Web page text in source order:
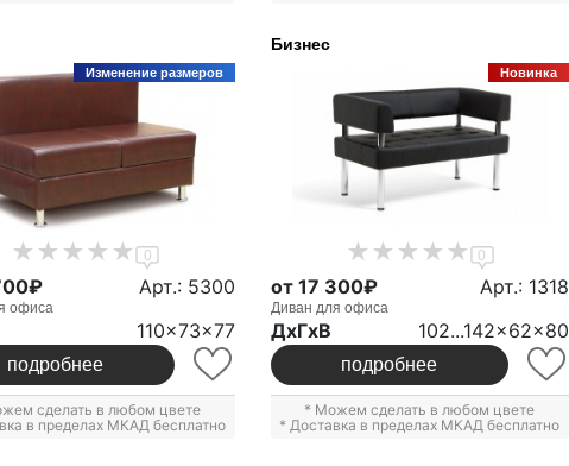
Изменение размеров
0
Арт.: 5300
офиса
110x73x77
подробнее
сделать в любом цвете
в пределах МКАД бесплатно
Бизнес
Новинка
0
от 17 300₽ Арт.: 1318
Диван для офиса
ДxГxВ 102...142x62x80
подробнее
* Можем сделать в любом цвете
* Доставка в пределах МКАД бесплатно